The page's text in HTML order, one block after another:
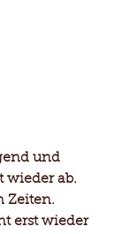
und
wieder ab.
Zeiten.
erst wieder